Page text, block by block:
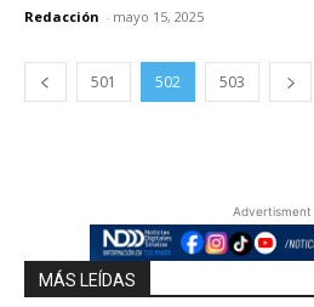
Redacción - mayo 15, 2025
501 502 503
Advertisment
MÁS LEÍDAS